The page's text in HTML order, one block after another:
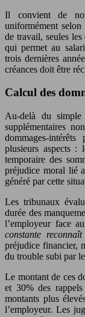
Il convient de
uniformément
de travail, seules les
qui permet au
trois dernières
créances doit être
Calcul des
Au-delà du simple
supplémentaires
dommages-
plusieurs aspects :
temporaire des
préjudice moral lié
généré par cette
Les tribunaux
durée des
l’employeur face
constante reconnaît
préjudice financier,
du trouble subi par
Le montant de ces
et 30% des
montants plus
l’employeur. Les